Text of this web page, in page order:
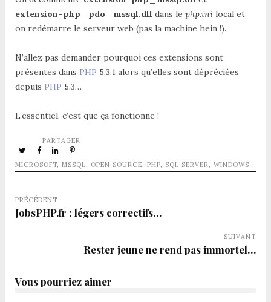
extension=php_pdo_mssql.dll dans le php.inilocal et
on redémarre le serveur web (pas la machine hein !).
N’allez pas demander pourquoi ces extensions sont
présentes dans PHP 5.3.1 alors qu’elles sont dépréciées
depuis PHP 5.3…
L’essentiel, c’est que ça fonctionne !
MICROSOFT, MSSQL, OPEN SOURCE, PHP, SQL SERVER, WINDOWS
PARTAGER
PRÉCÉDENT
JobsPHP.fr : légers correctifs…
SUIVANT
Rester jeune ne rend pas immortel…
Vous pourriez aimer